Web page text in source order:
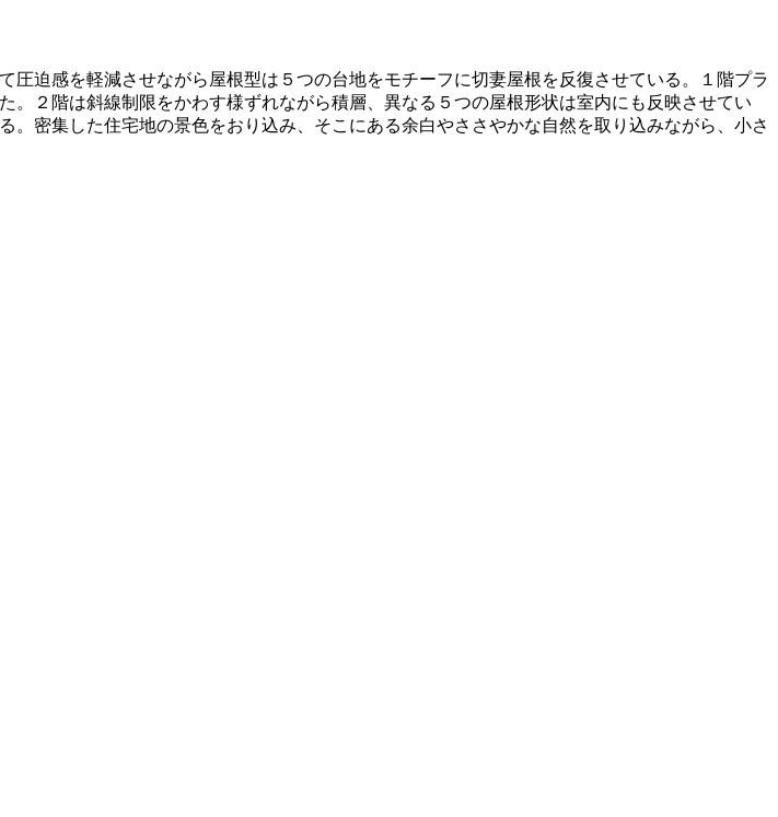
迫感を軽減させながら屋根型は５つの台地をモチーフに切妻屋根を反復させている。１階プラ
２階は斜線制限をかわす様ずれながら積層、異なる５つの屋根形状は室内にも反映させてい
密集した住宅地の景色をおり込み、そこにある余白やささやかな自然を取り込みながら、小さ